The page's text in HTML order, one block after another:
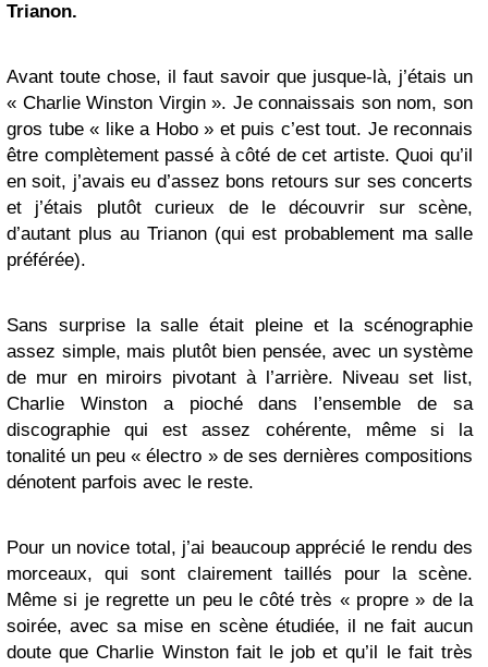
Trianon.
Avant toute chose, il faut savoir que jusque-là, j’étais un
« Charlie Winston Virgin ». Je connaissais son nom, son
gros tube « like a Hobo » et puis c’est tout. Je reconnais
être complètement passé à côté de cet artiste. Quoi qu’il
en soit, j’avais eu d’assez bons retours sur ses concerts
et j’étais plutôt curieux de le découvrir sur scène,
d’autant plus au Trianon (qui est probablement ma salle
préférée).
Sans surprise la salle était pleine et la scénographie
assez simple, mais plutôt bien pensée, avec un système
de mur en miroirs pivotant à l’arrière. Niveau set list,
Charlie Winston a pioché dans l’ensemble de sa
discographie qui est assez cohérente, même si la
tonalité un peu « électro » de ses dernières compositions
dénotent parfois avec le reste.
Pour un novice total, j’ai beaucoup apprécié le rendu des
morceaux, qui sont clairement taillés pour la scène.
Même si je regrette un peu le côté très « propre » de la
soirée, avec sa mise en scène étudiée, il ne fait aucun
doute que Charlie Winston fait le job et qu’il le fait très